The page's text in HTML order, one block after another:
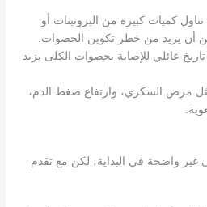
تناول كميات كبيرة من البروتينات أو
أن يزيد من خطر تكوين الحصوات.
عائلي للإصابة بحصوات الكلى يزيد
مرض السكري، وارتفاع ضغط الدم،
واضحة في البداية، لكن مع تقدم